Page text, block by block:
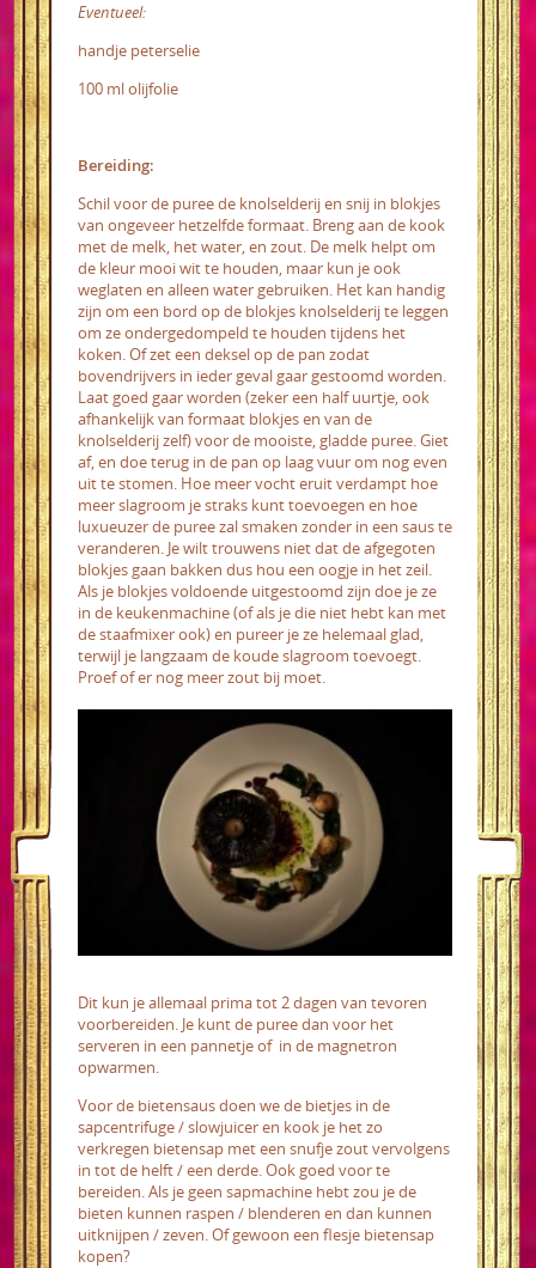
Eventueel:
handje peterselie
100 ml olijfolie
Bereiding:
Schil voor de puree de knolselderij en snij in blokjes
van ongeveer hetzelfde formaat. Breng aan de kook
met de melk, het water, en zout. De melk helpt om
de kleur mooi wit te houden, maar kun je ook
weglaten en alleen water gebruiken. Het kan handig
zijn om een bord op de blokjes knolselderij te leggen
om ze ondergedompeld te houden tijdens het
koken. Of zet een deksel op de pan zodat
bovendrijvers in ieder geval gaar gestoomd worden.
Laat goed gaar worden (zeker een half uurtje, ook
afhankelijk van formaat blokjes en van de
knolselderij zelf) voor de mooiste, gladde puree. Giet
af, en doe terug in de pan op laag vuur om nog even
uit te stomen. Hoe meer vocht eruit verdampt hoe
meer slagroom je straks kunt toevoegen en hoe
luxueuzer de puree zal smaken zonder in een saus te
veranderen. Je wilt trouwens niet dat de afgegoten
blokjes gaan bakken dus hou een oogje in het zeil.
Als je blokjes voldoende uitgestoomd zijn doe je ze
in de keukenmachine (of als je die niet hebt kan met
de staafmixer ook) en pureer je ze helemaal glad,
terwijl je langzaam de koude slagroom toevoegt.
Proef of er nog meer zout bij moet.
Dit kun je allemaal prima tot 2 dagen van tevoren
voorbereiden. Je kunt de puree dan voor het
serveren in een pannetje of in de magnetron
opwarmen.
Voor de bietensaus doen we de bietjes in de
sapcentrifuge / slowjuicer en kook je het zo
verkregen bietensap met een snufje zout vervolgens
in tot de helft / een derde. Ook goed voor te
bereiden. Als je geen sapmachine hebt zou je de
bieten kunnen raspen / blenderen en dan kunnen
uitknijpen / zeven. Of gewoon een flesje bietensap
kopen?